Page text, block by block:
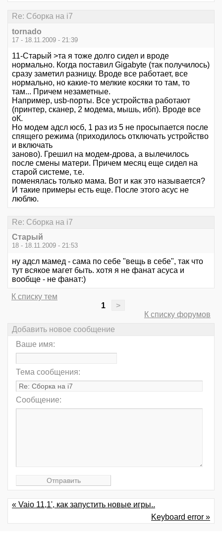
Re: Сборка на i7
tornado
17 - 18.11.2009 - 21:39
11-Старый >та я тоже долго сидел и вроде
нормально. Когда поставил Gigabyte (так получилось)
сразу заметил разницу. Вроде все работает, все
нормально, но какие-то мелкие косяки то там, то
там... Причем незаметные.
Например, usb-порты. Все устройства работают
(принтер, сканер, 2 модема, мышь, ибп). Вроде все
оК.
Но модем адсл юсб, 1 раз из 5 не просыпается после
спящего режима (приходилось отключать устройство
и включать
заново). Грешил на модем-дрова, а вылечилось
после смены матери. Причем месяц еще сидел на
старой системе, т.е.
поменялась только мама. Вот и как это называется?
И такие примеры есть еще. После этого асус не
люблю.
Re: Сборка на i7
Старый
18 - 18.11.2009 - 21:53
ну адсл мамед - сама по себе "вещь в себе", так что
тут всякое магет быть. хотя я не фанат асуса и
вообще - не фанат:)
К списку тем
1
>
К списку форумов
Добавить новое сообщение
Ваше имя:
Тема сообщения:
Сообщение:
« Vaio 11,1', как запустить новые игры..
Keyboard error »